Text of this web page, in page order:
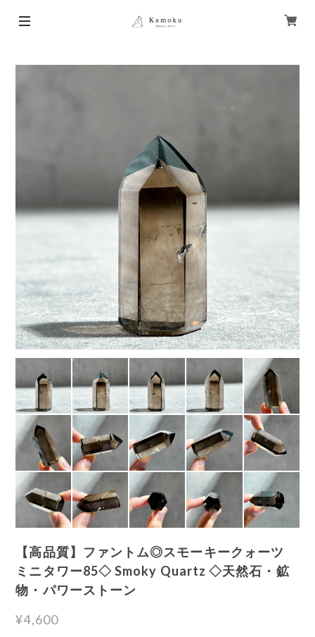
【高品質】ファントム◎スモーキークォーツ
ミニタワー85◇ Smoky Quartz ◇天然石・鉱
物・パワーストーン
¥4,600